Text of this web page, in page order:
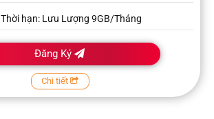
Thời hạn: Lưu Lượng 9GB/Tháng
Đăng Ký
Chi tiết